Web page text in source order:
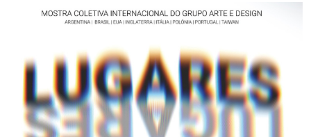
Ministério da Cidadania
Ministério de Minas e Energia
Ministério da Ciência, Tecnologia, Inovações e Comunicações